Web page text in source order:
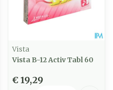
Vista
Vista B-12 Activ Tabl 60
€ 19,29